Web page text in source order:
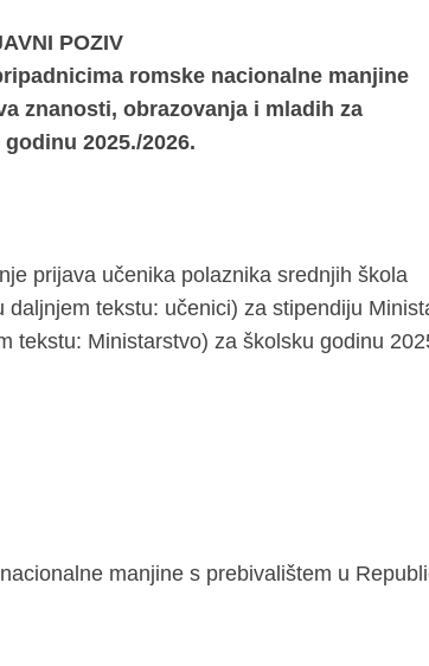
POZIV
romske nacionalne manjine
znanosti, obrazovanja i mladih za
2025./2026.
prijava učenika polaznika srednjih škola
tekstu: učenici) za stipendiju
tekstu: Ministarstvo) za školsku godinu
manjine s prebivalištem u